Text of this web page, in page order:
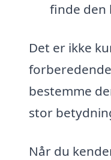
finde den
Det er ikke
bestemme
stor
Når du